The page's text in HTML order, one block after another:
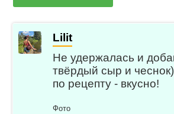
Lilit
Не удержалась и
твёрдый сыр и
по рецепту - вкусно!
Фото